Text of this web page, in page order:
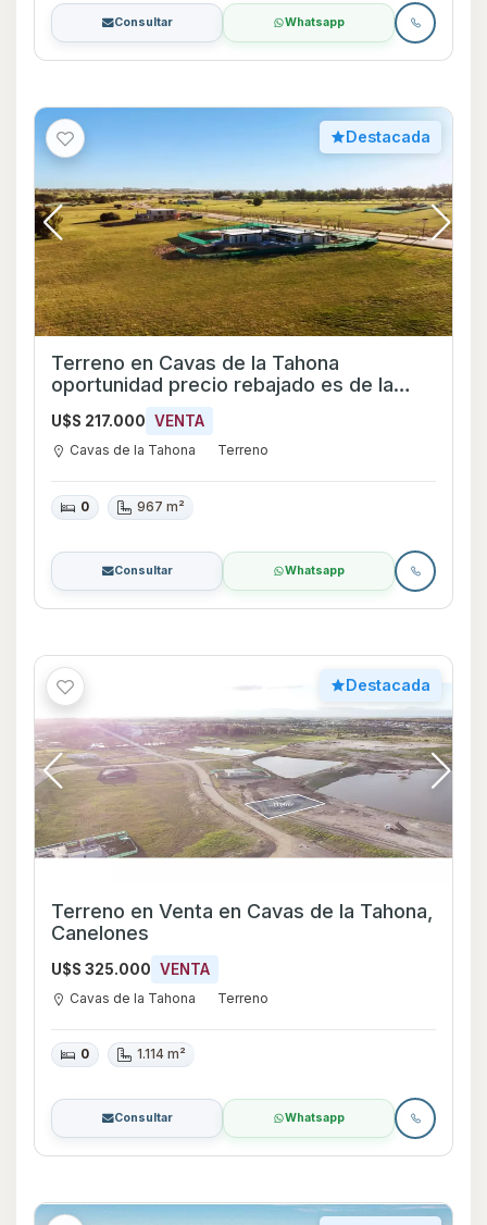
Consultar Whatsapp
Destacada
Terreno en Cavas de la Tahona
oportunidad precio rebajado es de la
primera etapa
U$S 217.000 VENTA
Cavas de la Tahona Terreno
0 967 m²
Consultar Whatsapp
Destacada
Terreno en Venta en Cavas de la Tahona,
Canelones
U$S 325.000 VENTA
Cavas de la Tahona Terreno
0 1.114 m²
Consultar Whatsapp